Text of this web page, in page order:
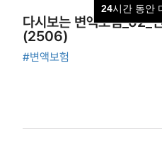
24시간 동안
다시보는 변액보험_02_
(2506)
#변액보험